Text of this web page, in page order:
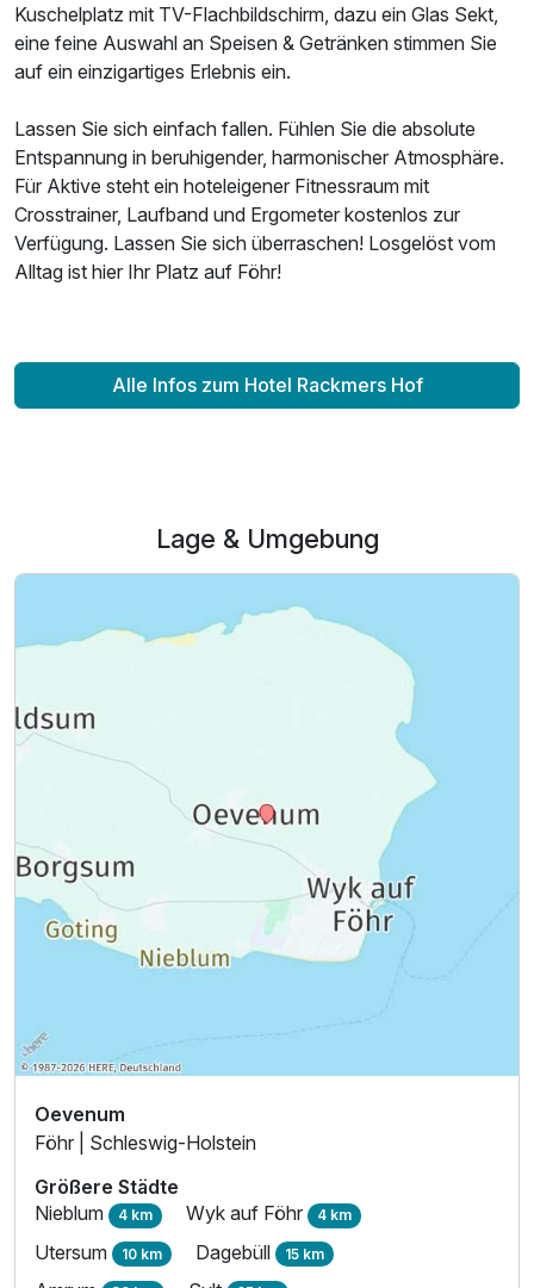
Kuschelplatz mit TV-Flachbildschirm, dazu ein Glas Sekt,
eine feine Auswahl an Speisen & Getränken stimmen Sie
auf ein einzigartiges Erlebnis ein.
Lassen Sie sich einfach fallen. Fühlen Sie die absolute
Entspannung in beruhigender, harmonischer Atmosphäre.
Für Aktive steht ein hoteleigener Fitnessraum mit
Crosstrainer, Laufband und Ergometer kostenlos zur
Verfügung. Lassen Sie sich überraschen! Losgelöst vom
Alltag ist hier Ihr Platz auf Föhr!
Alle Infos zum Hotel Rackmers Hof
Lage & Umgebung
Oevenum
Föhr | Schleswig-Holstein
Größere Städte
Nieblum 4 km Wyk auf Föhr 4 km
Utersum 10 km Dagebüll 15 km